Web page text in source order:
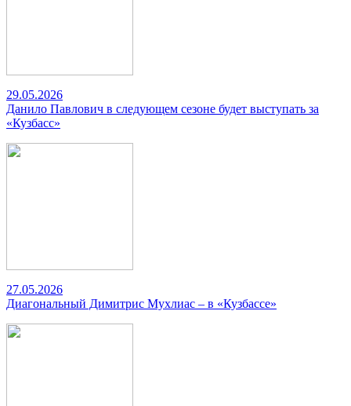
29.05.2026
Данило Павлович в следующем сезоне будет выступать за
«Кузбасс»
27.05.2026
Диагональный Димитрис Мухлиас – в «Кузбассе»